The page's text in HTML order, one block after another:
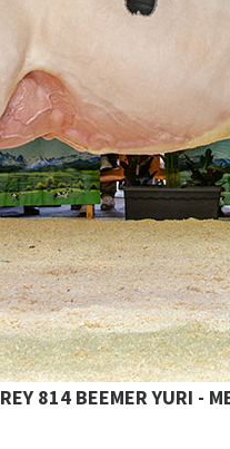
REY 814 BEEMER YURI -